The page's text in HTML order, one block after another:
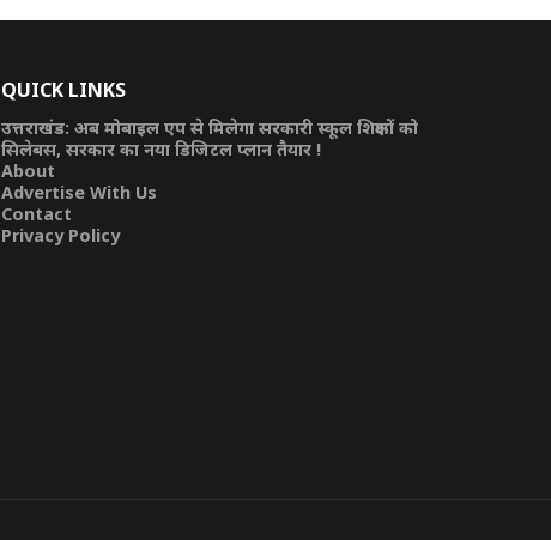
QUICK LINKS
उत्तराखंड: अब मोबाइल एप से मिलेगा सरकारी स्कूल शिक्षकों को
सिलेबस, सरकार का नया डिजिटल प्लान तैयार !
About
Advertise With Us
Contact
Privacy Policy